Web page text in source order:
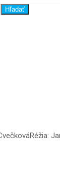
Hľadať